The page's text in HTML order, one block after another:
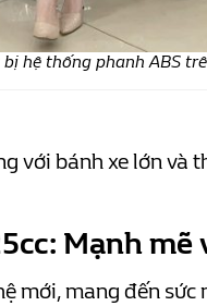
hệ thống phanh ABS
với bánh xe lớn và
Mạnh mẽ
mới, mang đến